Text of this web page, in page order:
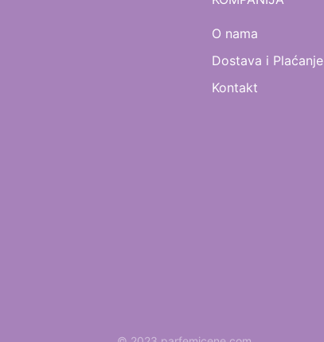
O nama
Dostava i Plaćanje
Kontakt